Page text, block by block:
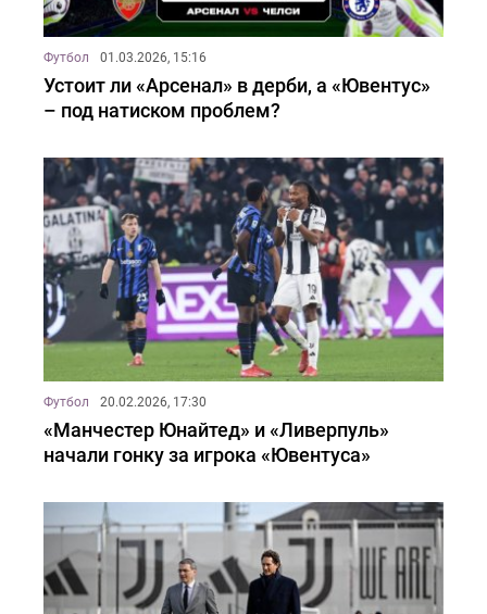
Футбол 01.03.2026, 15:16
Устоит ли «Арсенал» в дерби, а «Ювентус»
– под натиском проблем?
Футбол 20.02.2026, 17:30
«Манчестер Юнайтед» и «Ливерпуль»
начали гонку за игрока «Ювентуса»